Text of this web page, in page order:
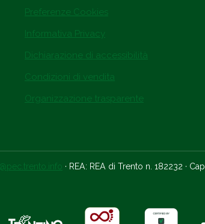
Preferenze Cookies
Informativa Privacy
Dichiarazione di accessibilità
Condizioni di vendita
Organizzazione trasparente
· REA: REA di Trento n. 182232 · Cap.